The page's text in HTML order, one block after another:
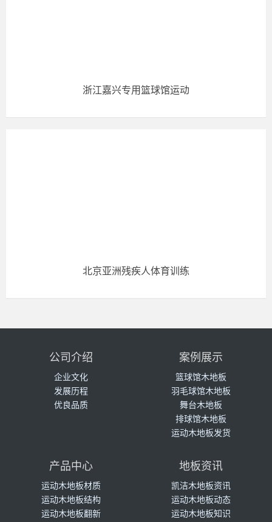
浙江嘉兴专用篮球馆运动
北京亚洲残疾人体育训练
公司介绍
企业文化
发展历程
优良品质
案例展示
篮球馆木地板
羽毛球馆木地板
舞台木地板
排球馆木地板
运动木地板发货
产品中心
运动木地板材质
运动木地板结构
运动木地板翻新
地板资讯
凯洁木地板资讯
运动木地板动态
运动木地板知识